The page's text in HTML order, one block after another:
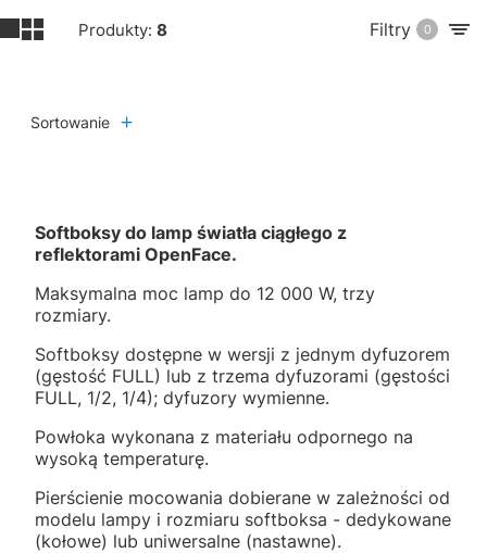
Produkty: 8 Filtry 0
Sortowanie
Softboksy do lamp światła ciągłego z
reflektorami OpenFace.
Maksymalna moc lamp do 12 000 W, trzy
rozmiary.
Softboksy dostępne w wersji z jednym dyfuzorem
(gęstość FULL) lub z trzema dyfuzorami (gęstości
FULL, 1/2, 1/4); dyfuzory wymienne.
Powłoka wykonana z materiału odpornego na
wysoką temperaturę.
Pierścienie mocowania dobierane w zależności od
modelu lampy i rozmiaru softboksa - dedykowane
(kołowe) lub uniwersalne (nastawne).